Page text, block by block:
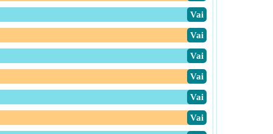
​Vai
​Vai
​Vai
​Vai
​Vai
​Vai